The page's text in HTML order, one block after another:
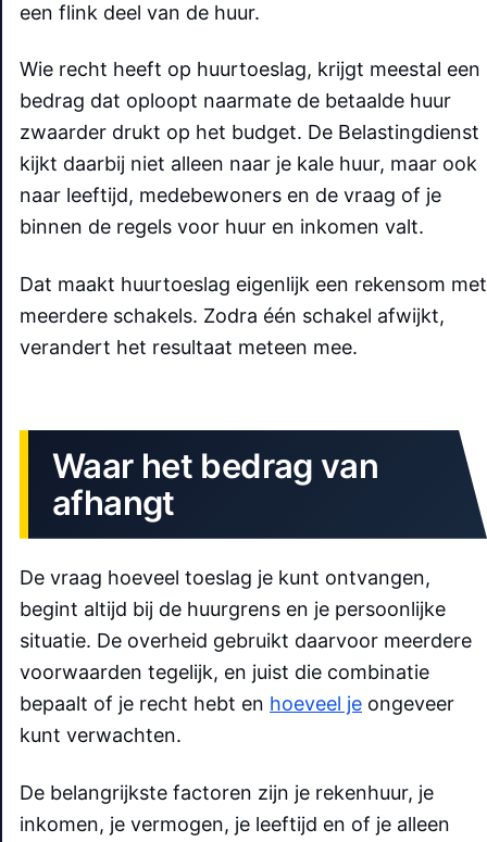
een flink deel van de huur.
Wie recht heeft op huurtoeslag, krijgt meestal een
bedrag dat oploopt naarmate de betaalde huur
zwaarder drukt op het budget. De Belastingdienst
kijkt daarbij niet alleen naar je kale huur, maar ook
naar leeftijd, medebewoners en de vraag of je
binnen de regels voor huur en inkomen valt.
Dat maakt huurtoeslag eigenlijk een rekensom met
meerdere schakels. Zodra één schakel afwijkt,
verandert het resultaat meteen mee.
Waar het bedrag van
afhangt
De vraag hoeveel toeslag je kunt ontvangen,
begint altijd bij de huurgrens en je persoonlijke
situatie. De overheid gebruikt daarvoor meerdere
voorwaarden tegelijk, en juist die combinatie
bepaalt of je recht hebt en hoeveel je ongeveer
kunt verwachten.
De belangrijkste factoren zijn je rekenhuur, je
inkomen, je vermogen, je leeftijd en of je alleen